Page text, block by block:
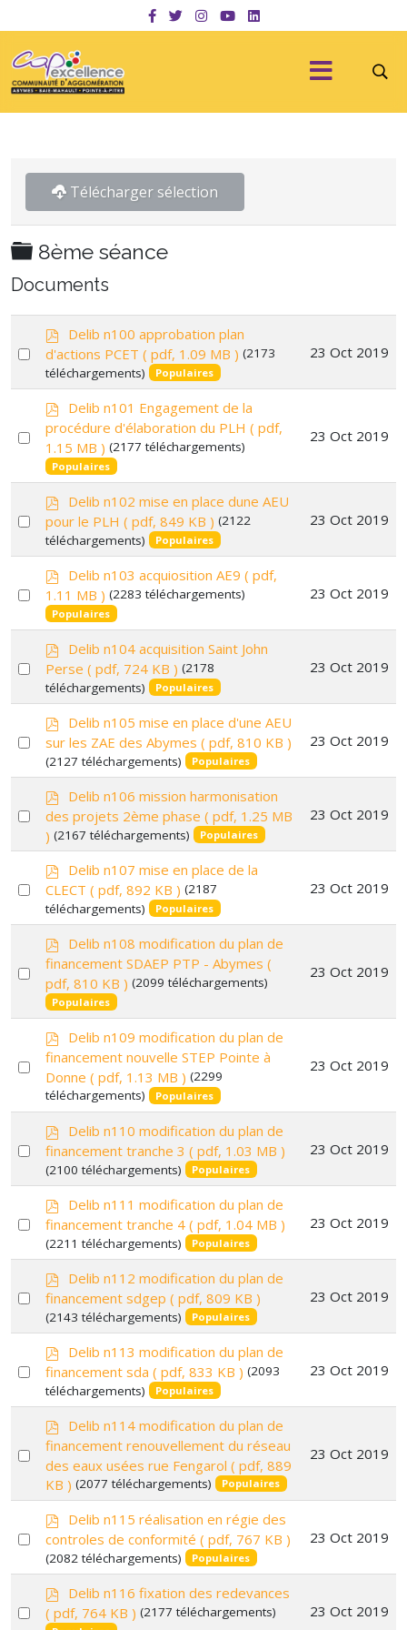
Télécharger sélection
Dossier
8ème séance
Documents
Select
p
f
Delib n100 approbation plan
d'actions PCET ( pdf, 1.09 MB ) (2173
téléchargements)
Populaires
23 Oct 2019
Select
item
p
f
Delib n101 Engagement de la
procédure d'élaboration du PLH ( pdf,
1.15 MB ) (2177 téléchargements)
Populaires
23 Oct 2019
Select
p
f
Delib n102 mise en place dune AEU
pour le PLH ( pdf, 849 KB ) (2122
téléchargements)
Populaires
23 Oct 2019
Select
p
d
f
Delib n103 acquiosition AE9 ( pdf,
1.11 MB ) (2283 téléchargements)
Populaires
23 Oct 2019
Select
p
f
Delib n104 acquisition Saint John
Perse ( pdf, 724 KB ) (2178
téléchargements)
Populaires
23 Oct 2019
Select
p
d
Delib n105 mise en place d'une AEU
sur les ZAE des Abymes ( pdf, 810 KB )
(2127 téléchargements) Populaires
23 Oct 2019
Select
p
f
Delib n106 mission harmonisation
des projets 2ème phase ( pdf, 1.25 MB
) (2167 téléchargements) Populaires
23 Oct 2019
Select
p
d
f
Delib n107 mise en place de la
CLECT ( pdf, 892 KB ) (2187
téléchargements)
Populaires
23 Oct 2019
Select
item
p
f
Delib n108 modification du plan de
financement SDAEP PTP - Abymes (
pdf, 810 KB ) (2099 téléchargements)
Populaires
23 Oct 2019
Select
item
p
f
Delib n109 modification du plan de
financement nouvelle STEP Pointe à
Donne ( pdf, 1.13 MB ) (2299
téléchargements)
Populaires
23 Oct 2019
Select
p
f
Delib n110 modification du plan de
financement tranche 3 ( pdf, 1.03 MB )
(2100 téléchargements) Populaires
23 Oct 2019
Select
p
f
Delib n111 modification du plan de
financement tranche 4 ( pdf, 1.04 MB )
(2211 téléchargements) Populaires
23 Oct 2019
Select
p
f
Delib n112 modification du plan de
financement sdgep ( pdf, 809 KB )
(2143 téléchargements) Populaires
23 Oct 2019
Select
p
f
Delib n113 modification du plan de
financement sda ( pdf, 833 KB ) (2093
téléchargements)
Populaires
23 Oct 2019
Select
item
p
f
Delib n114 modification du plan de
financement renouvellement du réseau
des eaux usées rue Fengarol ( pdf, 889
KB ) (2077 téléchargements) Populaires
23 Oct 2019
Select
p
d
f
Delib n115 réalisation en régie des
controles de conformité ( pdf, 767 KB )
(2082 téléchargements) Populaires
23 Oct 2019
Select
p
d
f
Delib n116 fixation des redevances
( pdf, 764 KB ) (2177 téléchargements) 23 Oct 2019